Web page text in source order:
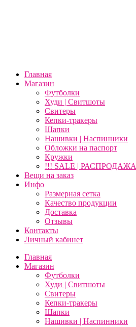
Главная
Магазин
Футболки
Худи | Свитшоты
Свитеры
Кепки-тракеры
Шапки
Нашивки | Наспинники
Обложки на паспорт
Кружки
!!! SALE | РАСПРОДАЖА
Вещи на заказ
Инфо
Размерная сетка
Качество продукции
Доставка
Отзывы
Контакты
Личный кабинет
Главная
Магазин
Футболки
Худи | Свитшоты
Свитеры
Кепки-тракеры
Шапки
Нашивки | Наспинники